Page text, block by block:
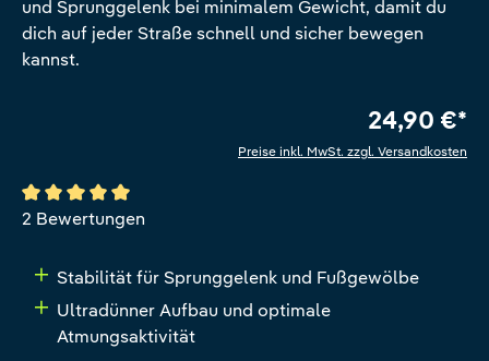
und Sprunggelenk bei minimalem Gewicht, damit du
dich auf jeder Straße schnell und sicher bewegen
kannst.
24,90 €*
Preise inkl. MwSt. zzgl. Versandkosten
Durchschnittliche Bewertung von 5 von 5 Sternen
2 Bewertungen
Stabilität für Sprunggelenk und Fußgewölbe
Ultradünner Aufbau und optimale
Atmungsaktivität